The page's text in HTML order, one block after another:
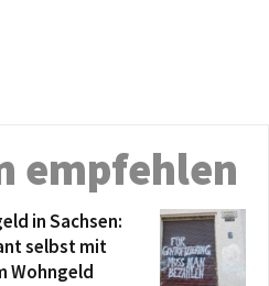
empfehlen
in Sachsen:
selbst mit
Wohngeld